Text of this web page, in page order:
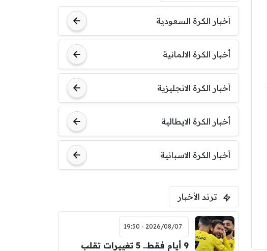
فرينتسفاروشي ريال مدريد
مباراة ودية
نوتنغهام
فورست
اودينيزي
8:00 م
برشلونة
أخبار الكرة السعودية
أخبار الكرة الالمانية
أخبار الكرة الانجليزية
أخبار الكرة الايطالية
أخبار الكرة الاسبانية
ترند الأخبار
2026/08/07 - 19:50
9 أيام فقط.. 5 تغييرات تقلب